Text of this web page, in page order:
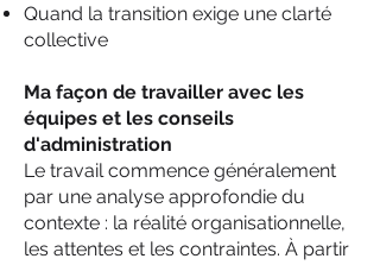
Quand la transition exige une clarté
collective
Ma façon de travailler avec les
équipes et les conseils
d'administration
Le travail commence généralement
par une analyse approfondie du
contexte : la réalité organisationnelle,
les attentes et les contraintes. À partir